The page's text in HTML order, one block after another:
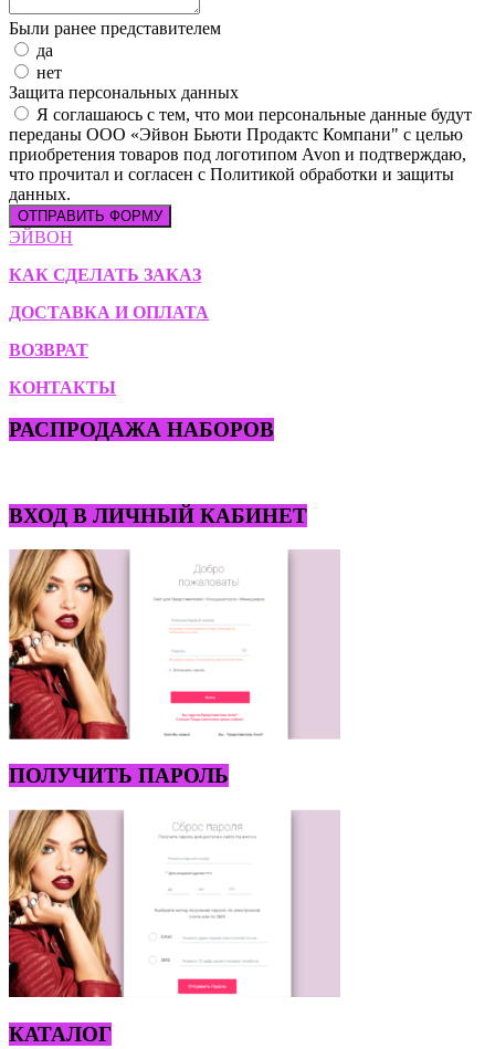
Были ранее представителем
да
нет
Защита персональных данных
Я соглашаюсь с тем, что мои персональные данные будут
переданы ООО «Эйвон Бьюти Продактс Компани" с целью
приобретения товаров под логотипом Avon и подтверждаю,
что прочитал и согласен с Политикой обработки и защиты
данных.
ОТПРАВИТЬ ФОРМУ
ЭЙВОН
КАК СДЕЛАТЬ ЗАКАЗ
ДОСТАВКА И ОПЛАТА
ВОЗВРАТ
КОНТАКТЫ
РАСПРОДАЖА НАБОРОВ
ВХОД В ЛИЧНЫЙ КАБИНЕТ
ПОЛУЧИТЬ ПАРОЛЬ
КАТАЛОГ